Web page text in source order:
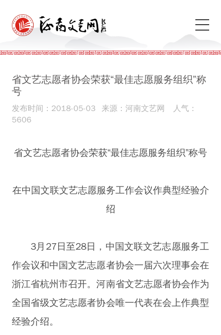
省文艺志愿者协会荣获“最佳志愿服务组织”称
号
发布时间：2018-05-03 来源：河南文艺网
人气：
5606
省文艺志愿者协会荣获“最佳志愿服务组织”称号
在中国文联文艺志愿服务工作会议作典型经验介
绍
3月27日至28日，中国文联文艺志愿服务工
作会议和中国文艺志愿者协会一届六次理事会在
浙江省杭州市召开。河南省文艺志愿者协会作为
全国省级文艺志愿者协会唯一代表在会上作典型
经验介绍。